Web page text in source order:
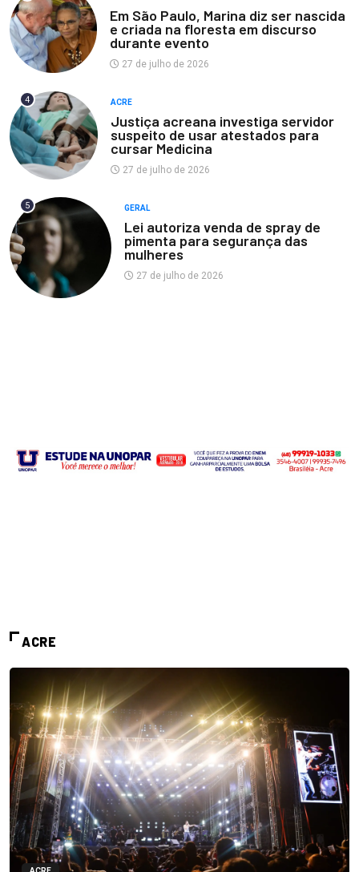
Em São Paulo, Marina diz ser nascida
e criada na floresta em discurso
durante evento
27 de julho de 2026
4 ACRE
Justiça acreana investiga servidor
suspeito de usar atestados para
cursar Medicina
27 de julho de 2026
5 GERAL
Lei autoriza venda de spray de
pimenta para segurança das
mulheres
27 de julho de 2026
ACRE